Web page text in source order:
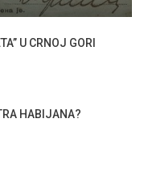
U CRNOJ GORI
HABIJANA?